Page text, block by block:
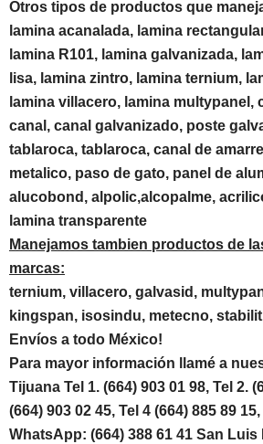
Otros tipos de productos que
lamina acanalada, lamina
lamina R101, lamina galvanizada,
lisa, lamina zintro, lamina ternium,
lamina villacero, lamina multypanel,
canal, canal galvanizado, poste
tablaroca, tablaroca, canal de
metalico, paso de gato, panel de
alucobond, alpolic,alcopalme,
lamina transparente
Manejamos tambien productos de
marcas:
ternium, villacero, galvasid,
kingspan, isosindu, metecno,
Envíos a todo México!
Para mayor información llamé a
Tijuana Tel 1. (664) 903 01 98, Tel 2.
(664) 903 02 45, Tel 4 (664) 885 89 15,
WhatsApp: (664) 388 61 41 San Luis